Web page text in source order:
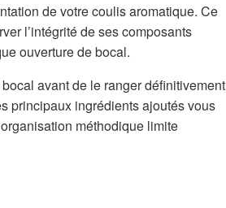
de votre coulis aromatique. Ce
l’intégrité de ses composants
ouverture de bocal.
avant de le ranger définitivement
principaux ingrédients ajoutés vous
méthodique limite